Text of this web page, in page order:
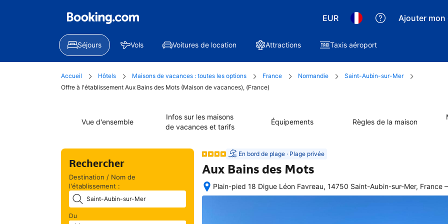
EUR Ajouter
Séjours Vols Voitures de location Attractions Taxis aéroport
Accueil Hôtels Maisons de vacances : toutes les options France Normandie
Saint-Aubin-sur-Mer
Offre à l'établissement Aux Bains des Mots (Maison de vacances), (France)
Vue d'ensemble
Infos sur les maisons
de vacances et tarifs
Équipements Règles de la maison
Rechercher
Destination / Nom de
l'établissement :
Du
En bord de plage · Plage privée
Aux Bains des Mots
Plain-pied 18 Digue Léon Favreau, 14750 Saint-Aubin-sur-Mer, France
Excellente
–